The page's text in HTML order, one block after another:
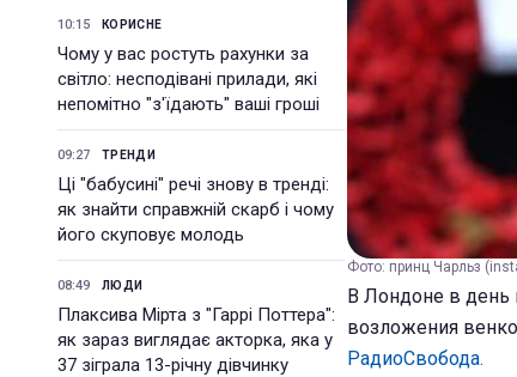
10:15 КОРИСНЕ
Чому у вас ростуть рахунки за
світло: несподівані прилади, які
непомітно "з'їдають" ваші гроші
09:27 ТРЕНДИ
Ці "бабусині" речі знову в тренді:
як знайти справжній скарб і чому
його скуповує молодь
08:49 ЛЮДИ
Плаксива Мірта з "Гаррі Поттера":
як зараз виглядає акторка, яка у
37 зіграла 13-річну дівчинку
Фото: принц Чарльз
В Лондоне в
возложения
РадиоСвобода.